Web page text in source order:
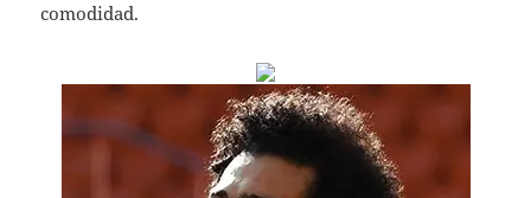
comodidad.